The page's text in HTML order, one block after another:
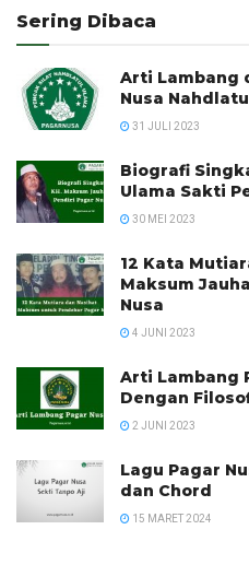
Sering Dibaca
Arti Lambang
Nusa
31 JULI 2023
Biografi
Ulama Sakti
30 MEI 2023
12 Kata
Maksum
Nusa
4 JUNI 2023
Arti Lambang
Dengan
2 JUNI 2023
Lagu Pagar
dan Chord
15 MARET 2024